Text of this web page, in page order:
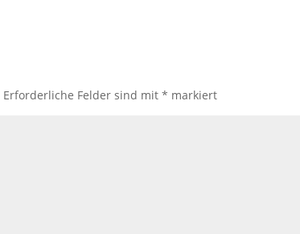
Erforderliche Felder sind mit* markiert